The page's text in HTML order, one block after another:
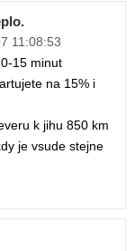
11:08:53
15 minut
na 15% i
k jihu 850 km
je vsude stejne